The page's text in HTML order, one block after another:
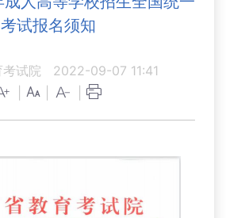
考试报名须知
考试院
2022-09-07 11:41